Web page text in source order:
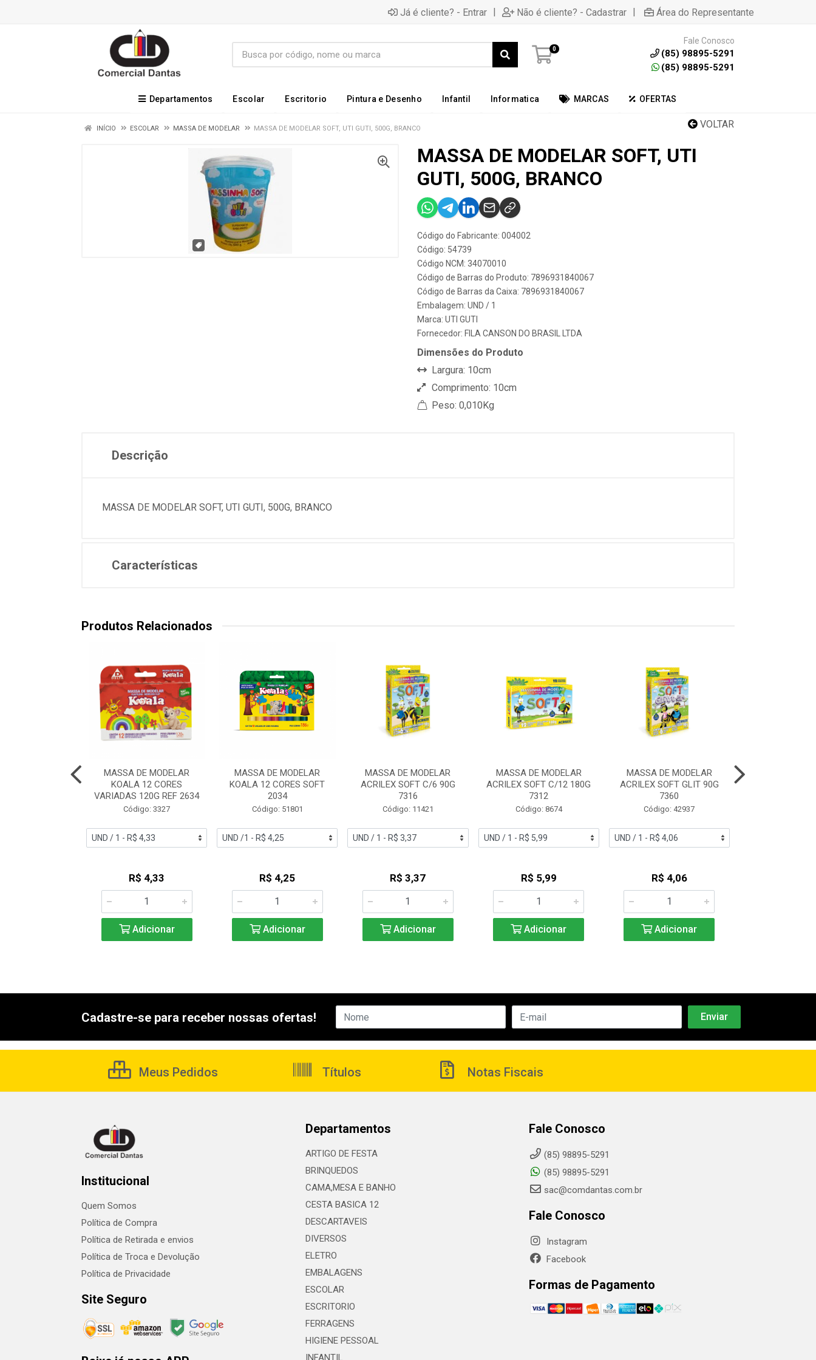
Já é cliente? - Entrar | Não é cliente? - Cadastrar | Área do Representante
0
Fale Conosco
(85) 98895-5291
(85) 98895-5291
Departamentos Escolar Escritorio Pintura e Desenho Infantil Informatica MARCAS OFERTAS
VOLTAR
INÍCIO ESCOLAR MASSA DE MODELAR MASSA DE MODELAR SOFT, UTI GUTI, 500G, BRANCO
MASSA DE MODELAR SOFT, UTI
GUTI, 500G, BRANCO
Código do Fabricante: 004002
Código: 54739
Código NCM: 34070010
Código de Barras do Produto: 7896931840067
Código de Barras da Caixa: 7896931840067
Embalagem: UND / 1
Marca: UTI GUTI
Fornecedor: FILA CANSON DO BRASIL LTDA
Dimensões do Produto
Largura: 10cm
Comprimento: 10cm
Peso: 0,010Kg
Descrição
MASSA DE MODELAR SOFT, UTI GUTI, 500G, BRANCO
Características
Produtos Relacionados
MASSA DE MODELAR
KOALA 12 CORES
VARIADAS 120G REF 2634
Código: 3327
R$ 4,33
Adicionar
MASSA DE MODELAR
KOALA 12 CORES SOFT
2034
Código: 51801
R$ 4,25
Adicionar
MASSA DE MODELAR
ACRILEX SOFT C/6 90G
7316
Código: 11421
R$ 3,37
Adicionar
MASSA DE MODELAR
ACRILEX SOFT C/12 180G
7312
Código: 8674
R$ 5,99
Adicionar
MASSA DE MODELAR
ACRILEX SOFT GLIT 90G
7360
Código: 42937
R$ 4,06
Adicionar
Cadastre-se para receber nossas ofertas!
Meus Pedidos Títulos Notas Fiscais
Institucional
Quem Somos
Política de Compra
Política de Retirada e envios
Política de Troca e Devolução
Política de Privacidade
Site Seguro
Departamentos
ARTIGO DE FESTA
BRINQUEDOS
CAMA,MESA E BANHO
CESTA BASICA 12
DESCARTAVEIS
DIVERSOS
ELETRO
EMBALAGENS
ESCOLAR
ESCRITORIO
FERRAGENS
HIGIENE PESSOAL
INFANTIL
Fale Conosco
(85) 98895-5291
(85) 98895-5291
sac@comdantas.com.br
Fale Conosco
Instagram
Facebook
Formas de Pagamento